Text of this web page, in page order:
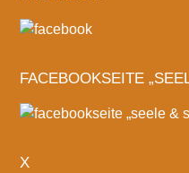
FACEBOOKSEITE
X